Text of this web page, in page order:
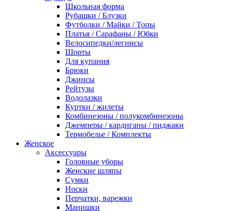
Школьная форма
Рубашки / Блузки
Футболки / Майки / Топы
Платья / Сарафаны / Юбки
Велосипедки/легинсы
Шорты
Для купания
Брюки
Джинсы
Рейтузы
Водолазки
Куртки / жилеты
Комбинезоны / полукомбинезоны
Джемперы / кардиганы / пиджаки
Термобелье / Комплекты
Женское
Аксессуары
Головные уборы
Женские шляпы
Сумки
Носки
Перчатки, варежки
Манишки